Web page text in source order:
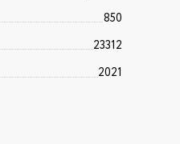
850
23312
2021